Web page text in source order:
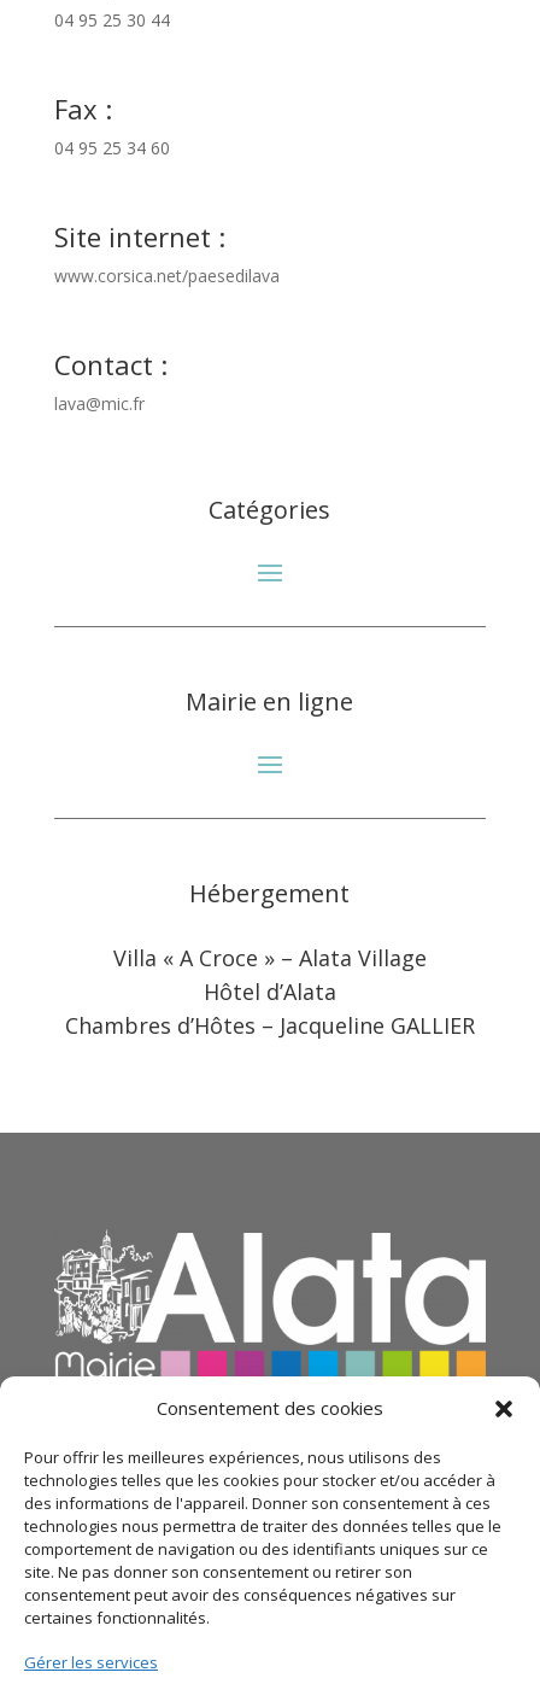
Consentement des cookies
Pour offrir les meilleures expériences, nous utilisons des
technologies telles que les cookies pour stocker et/ou accéder à
des informations de l'appareil. Donner son consentement à ces
technologies nous permettra de traiter des données telles que le
comportement de navigation ou des identifiants uniques sur ce
site. Ne pas donner son consentement ou retirer son
consentement peut avoir des conséquences négatives sur
certaines fonctionnalités.
Gérer les services
04 95 25 30 44
Fax :
04 95 25 34 60
Site internet :
www.corsica.net/paesedilava
Contact :
lava@mic.fr
Catégories
Mairie en ligne
Hébergement
Villa « A Croce » – Alata Village
Hôtel d’Alata
Chambres d’Hôtes – Jacqueline GALLIER
© 2021 Mairie d’Alata – Réalisation